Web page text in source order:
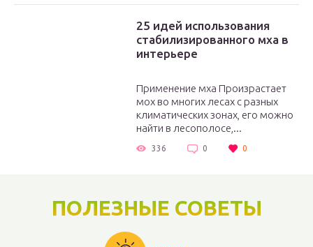
25 идей использования
стабилизированного мха в
интерьере
Применение мха Произрастает
мох во многих лесах с разных
климатических зонах, его можно
найти в лесополосе,...
336 0 0
ПОЛЕЗНЫЕ СОВЕТЫ